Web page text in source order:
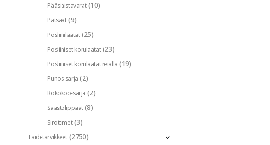
Pääsiäistavarat (10)
Patsaat (9)
Posliinilaatat (25)
Posliiniset korulaatat (23)
Posliiniset korulaatat reiällä (19)
Punos-sarja (2)
Rokokoo-sarja (2)
Säästölippaat (8)
Sirottimet (3)
Taidetarvikkeet (2750)